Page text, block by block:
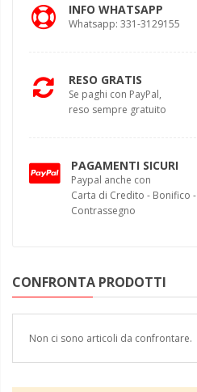
INFO WHATSAPP
Whatsapp: 331-3129155
RESO GRATIS
Se paghi con PayPal,
reso sempre gratuito
PAGAMENTI SICURI
Paypal anche con
Carta di Credito - Bonifico -
Contrassegno
CONFRONTA PRODOTTI
Non ci sono articoli da confrontare.